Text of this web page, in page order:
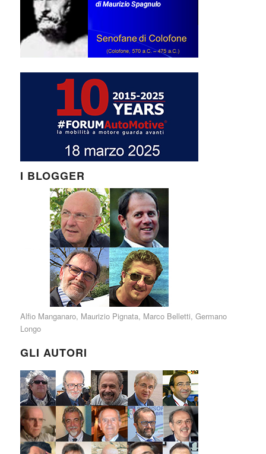
I BLOGGER
Alfio Manganaro, Maurizio Pignata, Marco Belletti, Germano
Longo
GLI AUTORI